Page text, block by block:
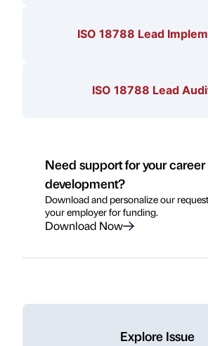
ISO 18788 Lead
ISO 18788 Lead
Need support for your career
development?
Download and personalize our
your employer for funding.
Download Now
Explore Issue